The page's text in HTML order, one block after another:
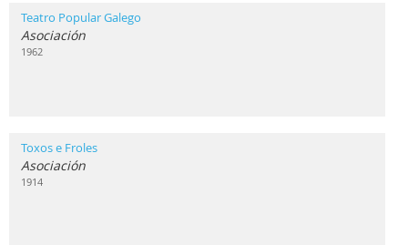
Teatro Popular Galego
Asociación
1962
Toxos e Froles
Asociación
1914